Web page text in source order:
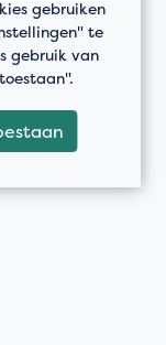
gebruiken
te
gebruik van